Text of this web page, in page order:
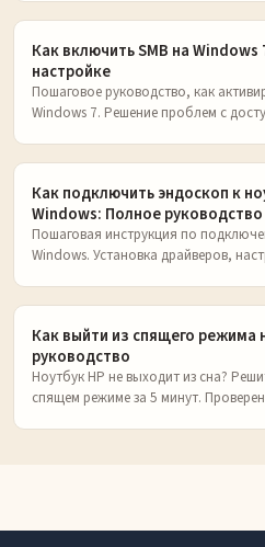
Как включить SMB на
настройке
Пошаговое руководство, как
Windows 7. Решение проблем с
Как подключить эндоскоп к
Windows: Полное руководство
Пошаговая инструкция по
Windows. Установка драйверов,
Как выйти из спящего режима
руководство
Ноутбук HP не выходит из сна?
спящем режиме за 5 минут.